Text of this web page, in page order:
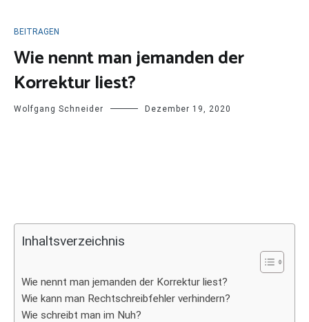
BEITRAGEN
Wie nennt man jemanden der
Korrektur liest?
Wolfgang Schneider Dezember 19, 2020
Inhaltsverzeichnis
Wie nennt man jemanden der Korrektur liest?
Wie kann man Rechtschreibfehler verhindern?
Wie schreibt man im Nuh?